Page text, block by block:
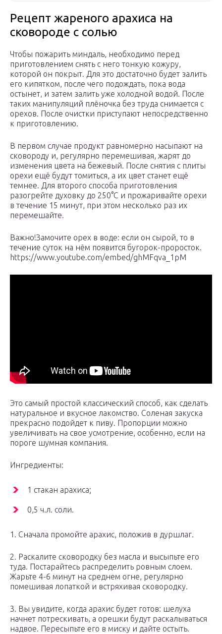
Рецепт жареного арахиса на
сковороде с солью
Чтобы пожарить миндаль, необходимо перед
приготовлением снять с него тонкую кожуру,
которой он покрыт. Для это достаточно будет залить
его кипятком, после чего подождать, пока вода
остынет, и затем залить уже холодной водой. После
таких манипуляций плёночка без труда снимается с
орехов. После очистки приступают непосредственно
к приготовлению.
В первом случае продукт равномерно насыпают на
сковороду и, регулярно перемешивая, жарят до
изменения цвета на бежевый. После снятия с плиты
орехи ещё будут томиться, а их цвет станет ещё
темнее. Для второго способа приготовления
разогрейте духовку до 250°С и прожаривайте орехи
в течение 15 минут, при этом несколько раз их
перемешайте.
Важно!Замочите орех в воде: если он сырой, то в
течение суток на нём появится бугорок-проросток.
https://www.youtube.com/embed/ghMFqva_1pM
Это самый простой классический способ, как сделать
натуральное и вкусное лакомство. Соленая закуска
прекрасно подойдет к пиву. Пропорции можно
увеличивать на свое усмотрение, особенно, если на
пороге шумная компания.
Ингредиенты:
1 стакан арахиса;
0,5 ч.л. соли.
1. Сначала промойте арахис, положив в дуршлаг.
2. Раскалите сковородку без масла и высыпьте его
туда. Постарайтесь распределить ровным слоем.
Жарьте 4-6 минут на среднем огне, регулярно
помешивая лопаткой и встряхивая сковородку.
3. Вы увидите, когда арахис будет готов: шелуха
начнет потрескивать, а орешки будут раскалываться
надвое. Пересыпьте его в миску и дайте остыть.